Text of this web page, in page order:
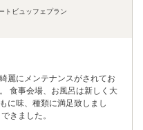
トビュッフェプラン
麗にメンテナンスがされてお
食事会場、お風呂は新しく大
に味、種類に満足致しまし
きました。